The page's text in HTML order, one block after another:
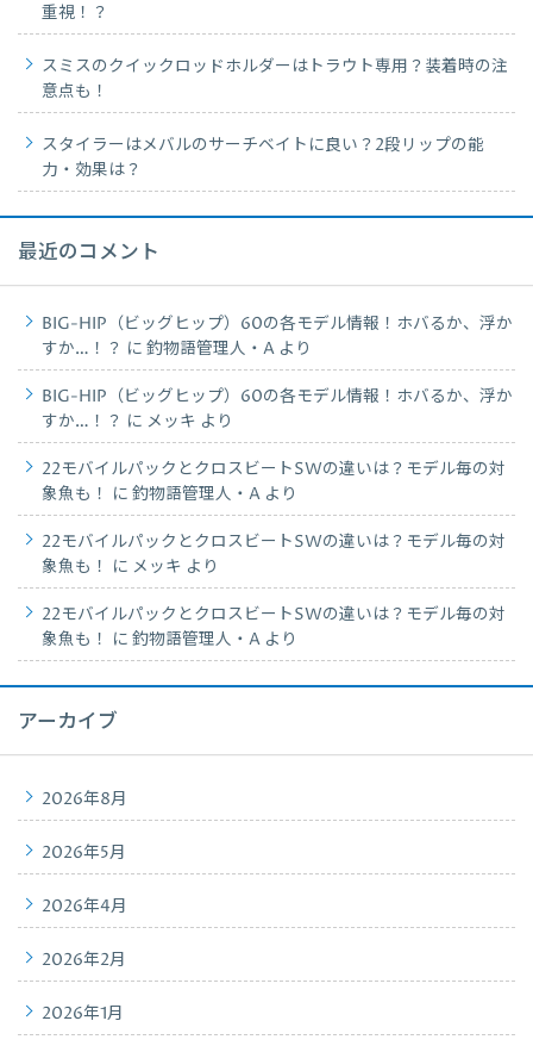
重視！？
スミスのクイックロッドホルダーはトラウト専用？装着時の注
意点も！
スタイラーはメバルのサーチベイトに良い？2段リップの能
力・効果は？
最近のコメント
BIG-HIP（ビッグヒップ）60の各モデル情報！ホバるか、浮か
すか…！？ に 釣物語管理人・A より
BIG-HIP（ビッグヒップ）60の各モデル情報！ホバるか、浮か
すか…！？ に メッキ より
22モバイルパックとクロスビートSWの違いは？モデル毎の対
象魚も！
に 釣物語管理人・A より
22モバイルパックとクロスビートSWの違いは？モデル毎の対
象魚も！
に メッキ より
22モバイルパックとクロスビートSWの違いは？モデル毎の対
象魚も！
に 釣物語管理人・A より
アーカイブ
2026年8月
2026年5月
2026年4月
2026年2月
2026年1月